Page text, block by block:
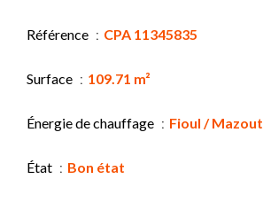
Référence CPA 11345835
Surface 109.71 m²
Énergie de chauffage Fioul / Mazout
État Bon état